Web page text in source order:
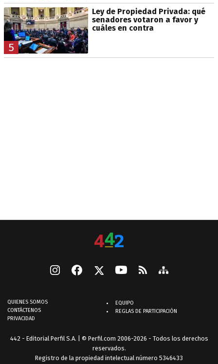
5
Ley de Propiedad Privada: qué
senadores votaron a favor y
cuáles en contra
QUIENES SOMOS
CONTÁCTENOS
PRIVACIDAD
EQUIPO
REGLAS DE PARTICIPACIÓN
442 - Editorial Perfil S.A. | © Perfil.com 2006-2026 - Todos los derechos
reservados.
Registro de la propiedad intelectual número 5346433